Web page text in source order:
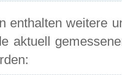
enthalten weitere
aktuell